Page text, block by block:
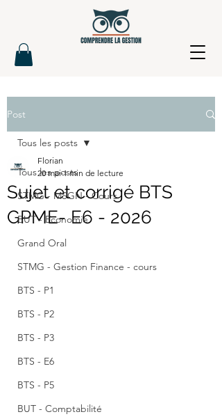
Post
Tous les posts
STMG - MSGN - Cours
BUT - Economie
Grand Oral
STMG - Gestion Finance - cours
BTS - P1
BTS - P2
BTS - P3
BTS - E6
BTS - P5
BUT - Comptabilité
Tous les posts
Sujet et corrigé BTS
GPME- E6 - 2026
Florian
20 mai 1 min de lecture